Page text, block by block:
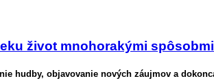
život mnohorakými spôsobmi
hudby, objavovanie nových záujmov a